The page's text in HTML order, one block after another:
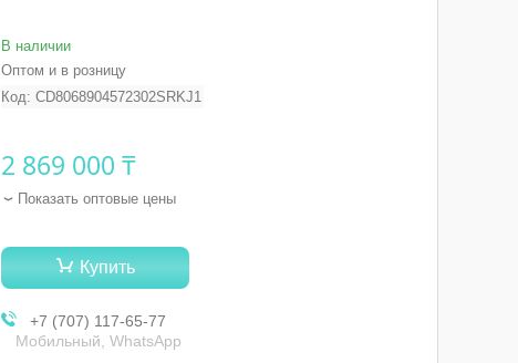
В наличии
Оптом и в розницу
Код: CD8068904572302SRKJ1
2 869 000 ₸
Показать оптовые цены
Купить
+7 (707) 117-65-77
Мобильный, WhatsApp